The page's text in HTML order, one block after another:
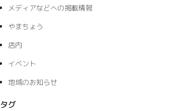
メディアなどへの掲載情報
やまちょう
店内
イベント
地域のお知らせ
タグ